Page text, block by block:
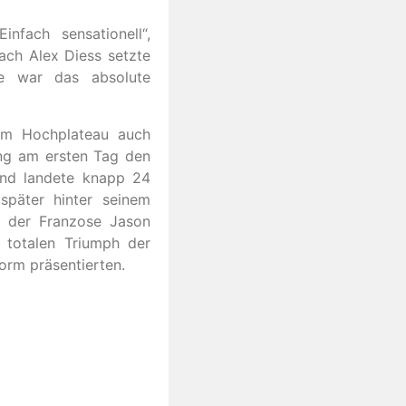
sensationell“,
Alex Diess setzte
war das absolute
Hochplateau auch
am ersten Tag den
landete knapp 24
hinter seinem
Franzose Jason
totalen Triumph der
präsentierten.